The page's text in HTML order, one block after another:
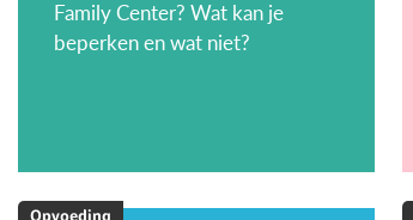
Family Center? Wat kan je
beperken en wat niet?
Opvoeding